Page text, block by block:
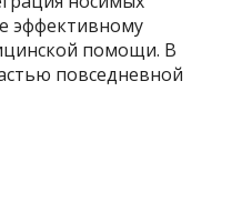
эффективному
помощи. В
повседневной